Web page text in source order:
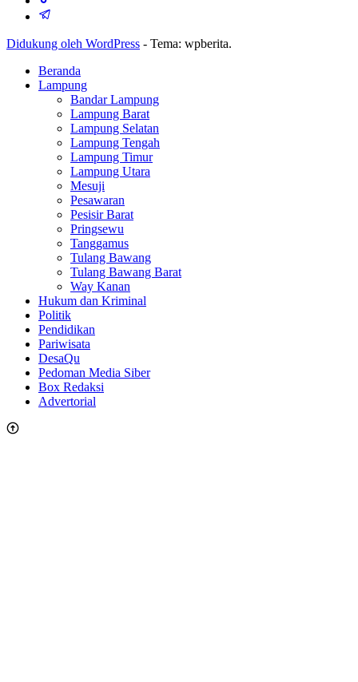
Didukung oleh WordPress - Tema: wpberita.
Beranda
Lampung
Bandar Lampung
Lampung Barat
Lampung Selatan
Lampung Tengah
Lampung Timur
Lampung Utara
Mesuji
Pesawaran
Pesisir Barat
Pringsewu
Tanggamus
Tulang Bawang
Tulang Bawang Barat
Way Kanan
Hukum dan Kriminal
Politik
Pendidikan
Pariwisata
DesaQu
Pedoman Media Siber
Box Redaksi
Advertorial